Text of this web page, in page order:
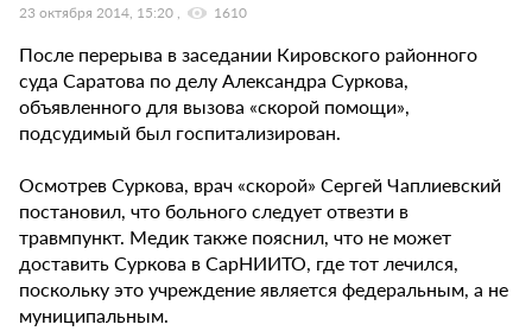
23 октября 2014, 15:20 1610
После перерыва в заседании Кировского районного
суда Саратова по делу Александра Суркова,
объявленного для вызова «скорой помощи»,
подсудимый был госпитализирован.
Осмотрев Суркова, врач «скорой» Сергей Чаплиевский
постановил, что больного следует отвезти в
травмпункт. Медик также пояснил, что не может
доставить Суркова в СарНИИТО, где тот лечился,
поскольку это учреждение является федеральным, а не
муниципальным.